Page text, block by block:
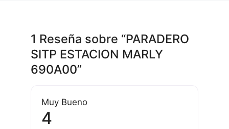
1 Reseña sobre “PARADERO
SITP ESTACION MARLY
690A00”
Muy Bueno
4